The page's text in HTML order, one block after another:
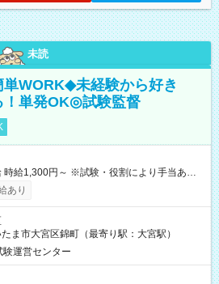
未読
WORK◆未経験から好き
！単発OK◎試験監督
給あり 【即給（前払い）オプションあ
場合、勤務から1週間ほどで給与の一部を受け
試験 8:30～17:30（休憩1時間） 時給1,300円
円＋交通費 ※当日の役割により時給＋100
家試験 7:00～13:30（休憩なし） 時給1,300
）×6時間＝日収8,400円＋交通費 【試用期
あり
ま市大宮区錦町（最寄り駅：大宮駅）
運営センター